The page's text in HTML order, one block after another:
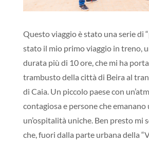
Questo viaggio è stato una serie di
stato il mio primo viaggio in treno,
durata più di 10 ore, che mi ha
trambusto della città di Beira al
di Caia. Un piccolo paese con
contagiosa e persone che emanano
un’ospitalità uniche. Ben presto mi
che, fuori dalla parte urbana della